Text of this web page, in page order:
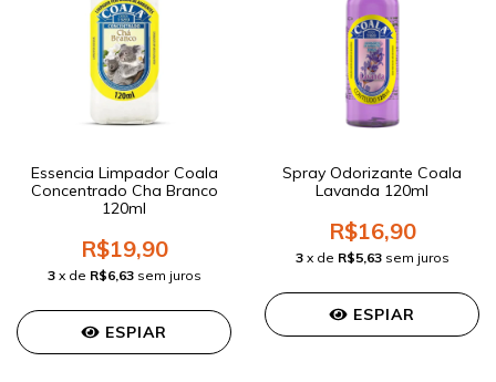
Essencia Limpador Coala
Concentrado Cha Branco
120ml
R$19,90
3 x de R$6,63 sem juros
ESPIAR
Spray Odorizante Coala
Lavanda 120ml
R$16,90
3 x de R$5,63 sem juros
ESPIAR